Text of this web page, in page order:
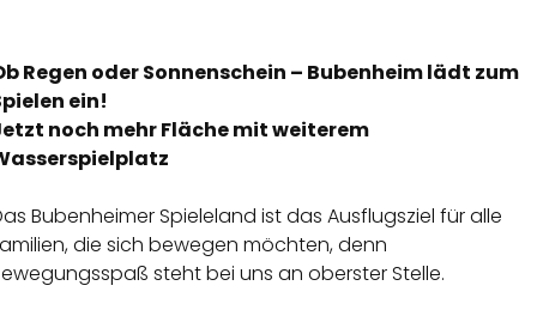
Regen oder Sonnenschein – Bubenheim lädt zum
ein!
noch mehr Fläche mit weiterem
Bubenheimer Spieleland ist das Ausflugsziel für alle
die sich bewegen möchten, denn
steht bei uns an oberster Stelle.